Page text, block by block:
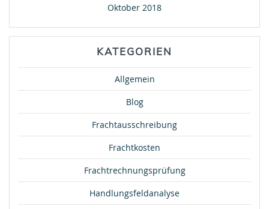
Oktober 2018
KATEGORIEN
Allgemein
Blog
Frachtausschreibung
Frachtkosten
Frachtrechnungsprüfung
Handlungsfeldanalyse